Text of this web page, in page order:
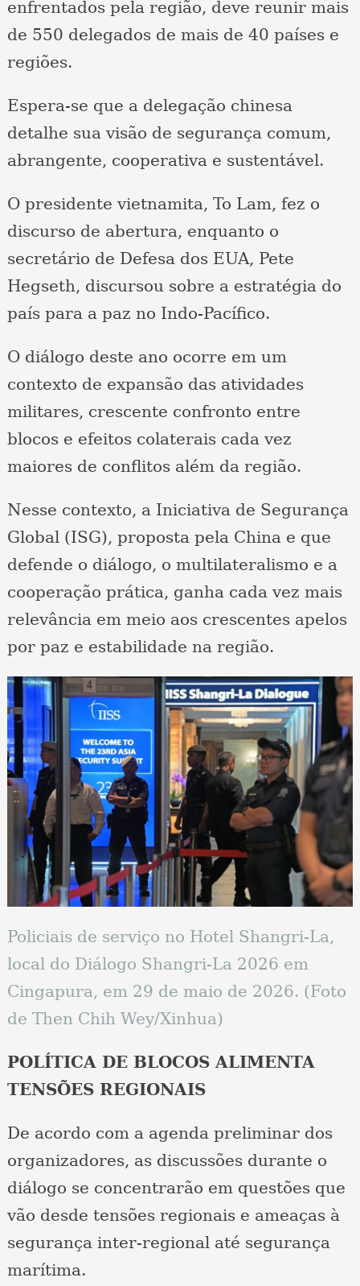
enfrentados pela região, deve reunir mais
de 550 delegados de mais de 40 países e
regiões.
Espera-se que a delegação chinesa
detalhe sua visão de segurança comum,
abrangente, cooperativa e sustentável.
O presidente vietnamita, To Lam, fez o
discurso de abertura, enquanto o
secretário de Defesa dos EUA, Pete
Hegseth, discursou sobre a estratégia do
país para a paz no Indo-Pacífico.
O diálogo deste ano ocorre em um
contexto de expansão das atividades
militares, crescente confronto entre
blocos e efeitos colaterais cada vez
maiores de conflitos além da região.
Nesse contexto, a Iniciativa de Segurança
Global (ISG), proposta pela China e que
defende o diálogo, o multilateralismo e a
cooperação prática, ganha cada vez mais
relevância em meio aos crescentes apelos
por paz e estabilidade na região.
Policiais de serviço no Hotel Shangri-La,
local do Diálogo Shangri-La 2026 em
Cingapura, em 29 de maio de 2026. (Foto
de Then Chih Wey/Xinhua)
POLÍTICA DE BLOCOS ALIMENTA
TENSÕES REGIONAIS
De acordo com a agenda preliminar dos
organizadores, as discussões durante o
diálogo se concentrarão em questões que
vão desde tensões regionais e ameaças à
segurança inter-regional até segurança
marítima.